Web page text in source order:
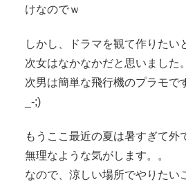
けなのでｗ
しかし、ドラマを観て作りたい
次女はなかなかだと思いました。
次男は簡単な飛行機のプラモで
_-;)
もうここ最近の夏は暑すぎて外
無理なような気がします。。
なので、涼しい場所でやりたい